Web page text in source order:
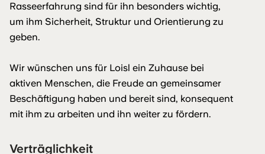
Rasseerfahrung sind für ihn besonders wichtig,
um ihm Sicherheit, Struktur und Orientierung zu
geben.
Wir wünschen uns für Loisl ein Zuhause bei
aktiven Menschen, die Freude an gemeinsamer
Beschäftigung haben und bereit sind, konsequent
mit ihm zu arbeiten und ihn weiter zu fördern.
Verträglichkeit